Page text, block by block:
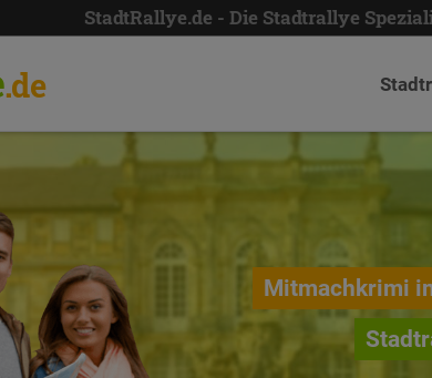
StadtRallye.de - Die Stadtrallye
.de
Mitmachkrimi